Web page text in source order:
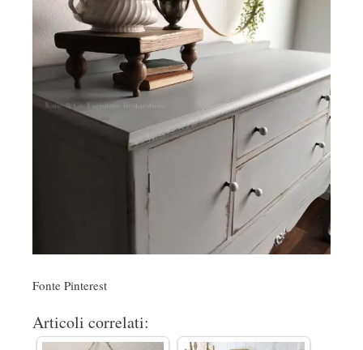
Fonte Pinterest
Articoli correlati: